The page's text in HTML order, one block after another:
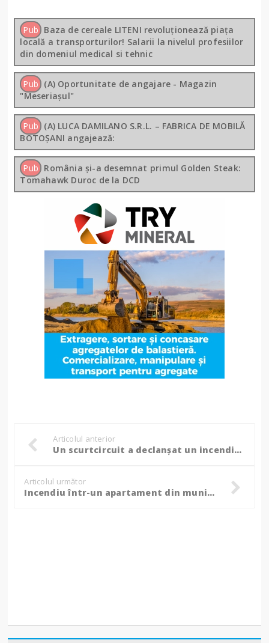
Pub Baza de cereale LITENI revoluționează piața
locală a transporturilor! Salarii la nivelul profesiilor
din domeniul medical si tehnic
Pub (A) Oportunitate de angajare - Magazin
"Meseriașul"
Pub (A) LUCA DAMILANO S.R.L. – FABRICA DE MOBILĂ
BOTOȘANI angajează:
Pub România și-a desemnat primul Golden Steak:
Tomahawk Duroc de la DCD
Articolul anterior
Un scurtcircuit a declanșat un incendiu noaptea trecută, pompieri chemați urgent în ajutor!
Articolul următor
Incendiu într-un apartament din municipiul Botoșani: Patru persoane au avut nevoie de îngrijiri medicale! (foto)